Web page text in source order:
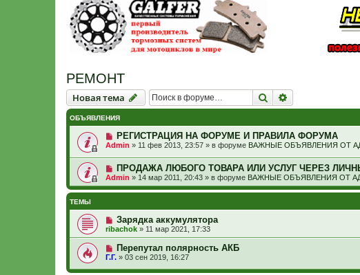
РЕМОНТ
Новая тема
Новаятема Поиск
ОБЪЯВЛЕНИЯ
РЕГИСТРАЦИЯ НА ФОРУМЕ И ПРАВИЛА ФОРУМА
Admin » 11 фев 2013, 23:57 » в форуме ВАЖНЫЕ ОБЪЯВЛЕНИЯ ОТ
ПРОДАЖА ЛЮБОГО ТОВАРА ИЛИ УСЛУГ ЧЕРЕЗ
Admin » 14 мар 2011, 20:43 » в форуме ВАЖНЫЕ ОБЪЯВЛЕНИЯ ОТ
ТЕМЫ
Зарядка аккумулятора
ribachok » 11 мар 2021, 17:33
Перепутал полярность АКБ
Г.Г. » 03 сен 2019, 16:27